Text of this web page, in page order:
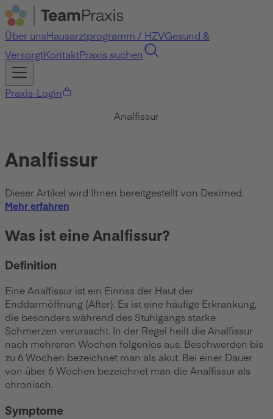
Über unsHausarztprogramm / HZVGesund &
VersorgtKontaktPraxis suchen
Praxis-Login
Analfissur
Analfissur
Dieser Artikel wird Ihnen bereitgestellt von Deximed.
Mehr erfahren
Was ist eine Analfissur?
Definition
Eine Analfissur ist ein Einriss der Haut der
Enddarmöffnung (After). Es ist eine häufige Erkrankung,
die besonders während des Stuhlgangs starke
Schmerzen verursacht. In der Regel heilt die Analfissur
nach mehreren Wochen folgenlos aus. Beschwerden bis
zu 6 Wochen bezeichnet man als akut. Bei einer Dauer
von über 6 Wochen bezeichnet man die Analfissur als
chronisch.
Symptome